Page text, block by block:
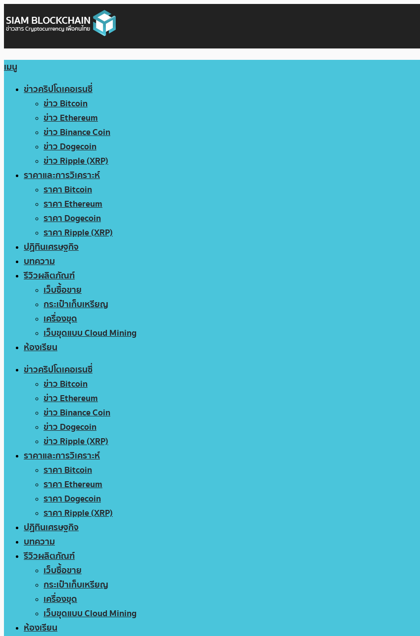
เมนู
ข่าวคริปโตเคอเรนซี่
ข่าว Bitcoin
ข่าว Ethereum
ข่าว Binance Coin
ข่าว Dogecoin
ข่าว Ripple (XRP)
ราคาและการวิเคราะห์
ราคา Bitcoin
ราคา Ethereum
ราคา Dogecoin
ราคา Ripple (XRP)
ปฏิทินเศรษฐกิจ
บทความ
รีวิวผลิตภัณฑ์
เว็บซื้อขาย
กระเป๋าเก็บเหรียญ
เครื่องขุด
เว็บขุดแบบ Cloud Mining
ห้องเรียน
ข่าวคริปโตเคอเรนซี่
ข่าว Bitcoin
ข่าว Ethereum
ข่าว Binance Coin
ข่าว Dogecoin
ข่าว Ripple (XRP)
ราคาและการวิเคราะห์
ราคา Bitcoin
ราคา Ethereum
ราคา Dogecoin
ราคา Ripple (XRP)
ปฏิทินเศรษฐกิจ
บทความ
รีวิวผลิตภัณฑ์
เว็บซื้อขาย
กระเป๋าเก็บเหรียญ
เครื่องขุด
เว็บขุดแบบ Cloud Mining
ห้องเรียน